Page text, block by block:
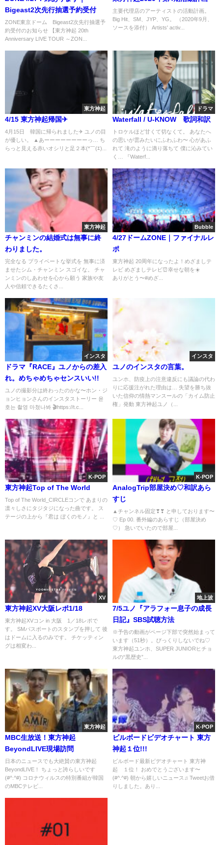
Bigeast2次先行抽選予約受付
ZONE東京ドーム Bigeast2次先行抽選予
約受付のお知らせ 【東方神起 20th
Anniversary LIVE TOUR ～ZON...
主要代理店のアーティストの活動計画。
Big Hit、SM、JYP、YG。 （2020年9月、
ソースを添付） Artists' activ...
東方神起
4/15 東方神起帰国✈
4月15日 韓国に帰られました✈ ユノの目
が優しい。 ▲あーーーーーーーーっ… ち
らっと見える赤いオシリと足２本(*￣(ｴ)...
ドラマ
Waterfall / U-KNOW 歌詞和訳
トロケルほど甘くて切なくて。 あなたへ
の思いが雲みたいにふわふわ〜 心があふ
れて 滝のように滴り落ちて 僕に沁みてい
く… 『Waterf...
東方神起
チャンミンの結婚式は無事に終
わりました。
完全なる プライベートな挙式を 無事に済
ませたシム・チャンミン スゴイな。 チャ
ンミンのしあわせを心から願う 家族や友
人や信頼できるたくさ...
Bubble
4/27ドームZONE｜ファイナルレ
ポ
東方神起 20周年になったよ！めざましテ
レビ めざましテレビ⏰幸せな朝を☀️
ありがとう〜#めざ...
インスタ
ドラマ『RACE』ユノからの差入
れ。めちゃめちゃセンスいい!!
ユノの撮影分は終わったのかな〜ホン・ジ
ョンヒョンさんのインスタストーリー 윤
호는 촬영 마쳤나봐 🎬https://t.c...
インスタ
ユノのインスタの言葉。
ユンホ、防疫上の注意違反にも議論の代わ
りに応援注がれた理由は… 失望を勝ち抜
いた信仰の情熱マンスールの「カイム防止
権」発動 東方神起ユノ（...
K-POP
東方神起Top of The World
Top of The World_CIRCLEコンで あまりの
凛々しさにタジタジになった曲です。 ス
テージの上から『君は ぼくのモノ』と ...
K-POP
AnalogTrip部屋決め♡和訳あら
すじ
▲チャンネル固定❣❣ と申しております〜
♡ Ep 00. 番外編のあらすじ（部屋決め
♡） 急いでいたので部屋...
XV
東方神起XV大阪レポ1/18
東方神起XVコン in 大阪 1／18レポで
す。 SMパスポートのスタンプを押して 後
はドームに入るのみです。 チケッティン
グは相変わ...
地上波
7/5ユノ『アラフォー息子の成長
日記』SBS試聴方法
※予告の動画がページ下部で突然始まって
います（51秒）。びっくりしないでね♡
東方神起ユンホ、SUPER JUNIORヒチョ
ルの“黒歴史”...
東方神起
MBC生放送！東方神起
BeyondLIVE現場訪問
日本のニュースでも大絶賛の東方神起
BeyondLIVE！ ちょっと誇らしいです
(#^.^#) コロナウィルスの特別番組が韓国
のMBCテレビ...
K-POP
ビルボードビデオチャート 東方
神起１位!!!
ビルボード最新ビデオチャート 東方神
起 １位！ おめでとうございます〜
(#^.^#) 朝から嬉しいニュース♫ Tweetお借
りしました。あり...